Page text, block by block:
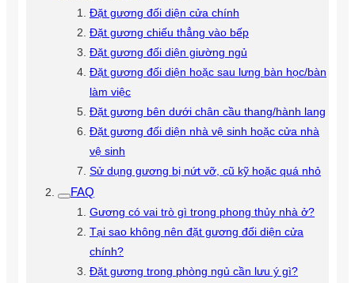
Đặt gương đối diện cửa chính
Đặt gương chiếu thẳng vào bếp
Đặt gương đối diện giường ngủ
Đặt gương đối diện hoặc sau lưng bàn học/bàn
làm việc
Đặt gương bên dưới chân cầu thang/hành lang
Đặt gương đối diện nhà vệ sinh hoặc cửa nhà
vệ sinh
Sử dụng gương bị nứt vỡ, cũ kỹ hoặc quá nhỏ
FAQ
Gương có vai trò gì trong phong thủy nhà ở?
Tại sao không nên đặt gương đối diện cửa
chính?
Đặt gương trong phòng ngủ cần lưu ý gì?